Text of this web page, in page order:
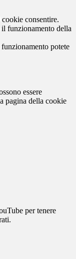
consentire.
funzionamento della
potete
essere
pagina della cookie
per tenere